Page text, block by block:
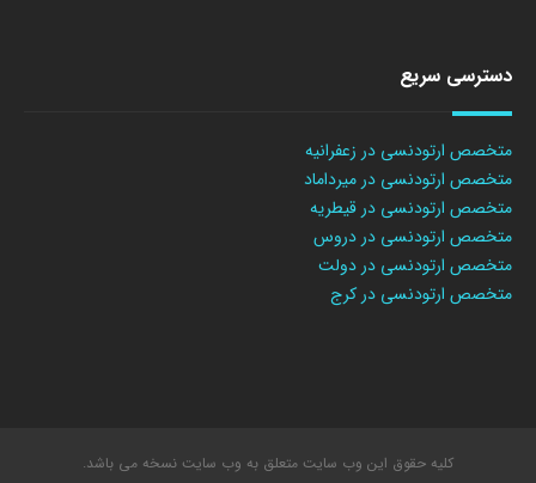
دسترسی سریع
متخصص ارتودنسی در زعفرانیه
متخصص ارتودنسی در میرداماد
متخصص ارتودنسی در قیطریه
متخصص ارتودنسی در دروس
متخصص ارتودنسی در دولت
متخصص ارتودنسی در کرج
کلیه حقوق این وب سایت متعلق به وب سایت نسخه می باشد.